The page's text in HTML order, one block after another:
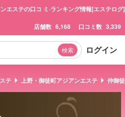
エステの口コ ミ·ランキング情報[エステログ]
店舗数 6,168 口コミ数 3,339
検索 ログイン
テ 上野・御徒町アジアンエステ 仲御